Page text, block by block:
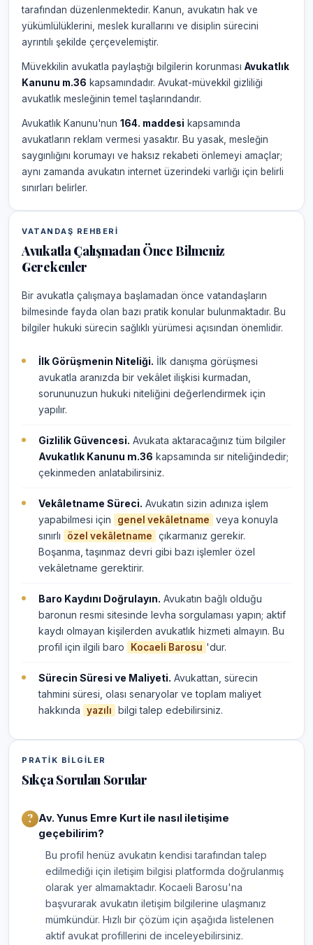
tarafından düzenlenmektedir. Kanun, avukatın hak ve
yükümlülüklerini, meslek kurallarını ve disiplin sürecini
ayrıntılı şekilde çerçevelemiştir.
Müvekkilin avukatla paylaştığı bilgilerin korunması Avukatlık
Kanunu m.36 kapsamındadır. Avukat-müvekkil gizliliği
avukatlık mesleğinin temel taşlarındandır.
Avukatlık Kanunu'nun 164. maddesi kapsamında
avukatların reklam vermesi yasaktır. Bu yasak, mesleğin
saygınlığını korumayı ve haksız rekabeti önlemeyi amaçlar;
aynı zamanda avukatın internet üzerindeki varlığı için belirli
sınırları belirler.
VATANDAŞ REHBERI
Avukatla Çalışmadan Önce Bilmeniz
Gerekenler
Bir avukatla çalışmaya başlamadan önce vatandaşların
bilmesinde fayda olan bazı pratik konular bulunmaktadır. Bu
bilgiler hukuki sürecin sağlıklı yürümesi açısından önemlidir.
İlk Görüşmenin Niteliği. İlk danışma görüşmesi
avukatla aranızda bir vekâlet ilişkisi kurmadan,
sorununuzun hukuki niteliğini değerlendirmek için
yapılır.
Gizlilik Güvencesi. Avukata aktaracağınız tüm bilgiler
Avukatlık Kanunu m.36 kapsamında sır niteliğindedir;
çekinmeden anlatabilirsiniz.
Vekâletname Süreci. Avukatın sizin adınıza işlem
yapabilmesi için
genel vekâletname
veya konuyla
sınırlı
özel vekâletname
çıkarmanız gerekir.
Boşanma, taşınmaz devri gibi bazı işlemler özel
vekâletname gerektirir.
Baro Kaydını Doğrulayın. Avukatın bağlı olduğu
baronun resmi sitesinde levha sorgulaması yapın; aktif
kaydı olmayan kişilerden avukatlık hizmeti almayın. Bu
profil için ilgili baro
Kocaeli Barosu 'dur.
Sürecin Süresi ve Maliyeti. Avukattan, sürecin
tahmini süresi, olası senaryolar ve toplam maliyet
hakkında
yazılı bilgi talep edebilirsiniz.
PRATIK BILGILER
Sıkça Sorulan Sorular
Av. Yunus Emre Kurt ile nasıl iletişime
geçebilirim?
Bu profil henüz avukatın kendisi tarafından talep
edilmediği için iletişim bilgisi platformda doğrulanmış
olarak yer almamaktadır. Kocaeli Barosu'na
başvurarak avukatın iletişim bilgilerine ulaşmanız
mümkündür. Hızlı bir çözüm için aşağıda listelenen
aktif avukat profillerini de inceleyebilirsiniz.